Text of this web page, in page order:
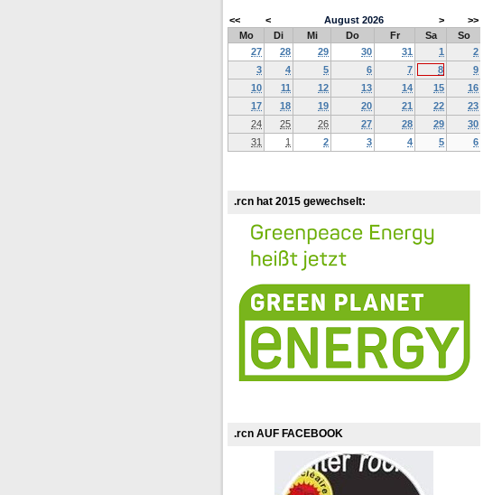
<< < August 2026 >
>>
Mo
Di Mi Do Fr Sa
So
27
28 29 30 31 1
2
3
4 5 6 7 8
9
10
11 12 13 14 15
16
17
18 19 20 21 22
23
24
25 26 27 28 29
30
31
1 2 3 4 5 6
.rcn hat 2015 gewechselt:
.rcn AUF FACEBOOK